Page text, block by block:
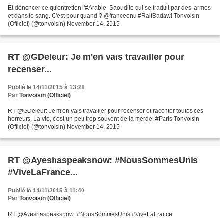
Et dénoncer ce qu'entretien l'#Arabie_Saoudite qui se traduit par des larmes
et dans le sang. C'est pour quand ? @franceonu #RaifBadawi Tonvoisin
(Officiel) (@tonvoisin) November 14, 2015
RT @GDeleur: Je m'en vais travailler pour
recenser...
Publié le 14/11/2015 à 13:28
Par Tonvoisin (Officiel)
RT @GDeleur: Je m'en vais travailler pour recenser et raconter toutes ces
horreurs. La vie, c'est un peu trop souvent de la merde. #Paris Tonvoisin
(Officiel) (@tonvoisin) November 14, 2015
RT @Ayeshaspeaksnow: #NousSommesUnis
#ViveLaFrance...
Publié le 14/11/2015 à 11:40
Par Tonvoisin (Officiel)
RT @Ayeshaspeaksnow: #NousSommesUnis #ViveLaFrance